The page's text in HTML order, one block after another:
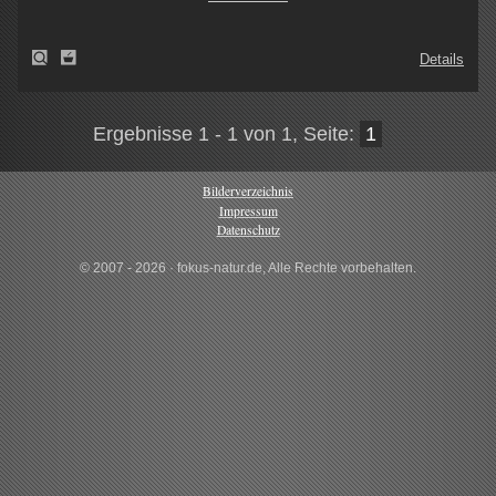
Details
Ergebnisse 1 - 1 von 1, Seite: 1
Bilderverzeichnis
Impressum
Datenschutz
© 2007 - 2026 · fokus-natur.de, Alle Rechte vorbehalten.